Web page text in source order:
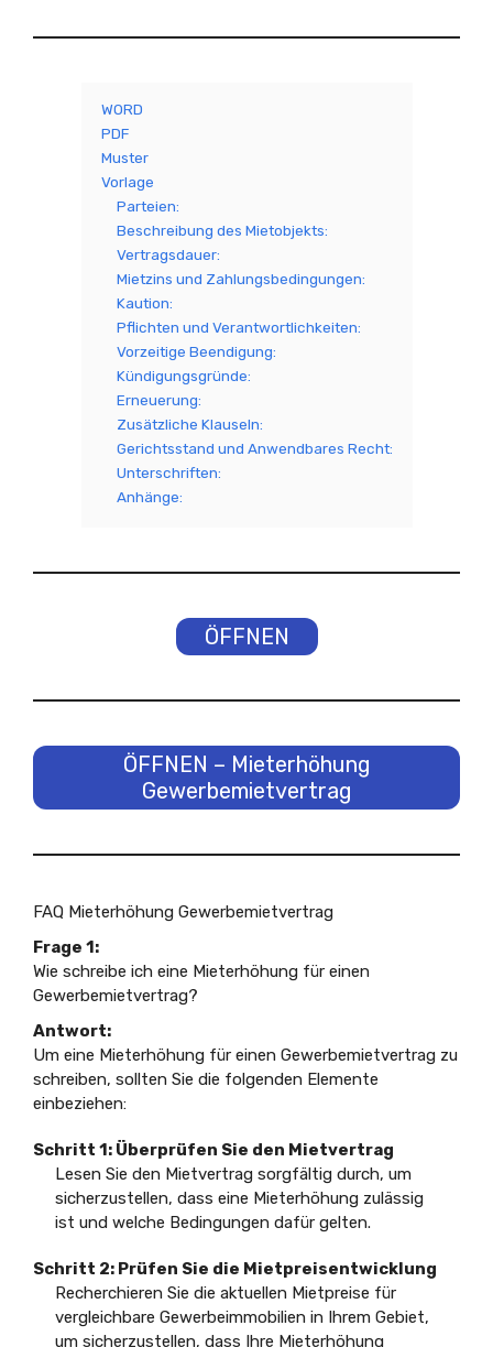
WORD
PDF
Muster
Vorlage
Parteien:
Beschreibung des Mietobjekts:
Vertragsdauer:
Mietzins und Zahlungsbedingungen:
Kaution:
Pflichten und Verantwortlichkeiten:
Vorzeitige Beendigung:
Kündigungsgründe:
Erneuerung:
Zusätzliche Klauseln:
Gerichtsstand und Anwendbares Recht:
Unterschriften:
Anhänge:
ÖFFNEN
ÖFFNEN – Mieterhöhung
Gewerbemietvertrag
FAQ Mieterhöhung Gewerbemietvertrag
Frage 1:
Wie schreibe ich eine Mieterhöhung für einen
Gewerbemietvertrag?
Antwort:
Um eine Mieterhöhung für einen Gewerbemietvertrag zu
schreiben, sollten Sie die folgenden Elemente
einbeziehen:
Schritt 1: Überprüfen Sie den Mietvertrag
Lesen Sie den Mietvertrag sorgfältig durch, um
sicherzustellen, dass eine Mieterhöhung zulässig
ist und welche Bedingungen dafür gelten.
Schritt 2: Prüfen Sie die Mietpreisentwicklung
Recherchieren Sie die aktuellen Mietpreise für
vergleichbare Gewerbeimmobilien in Ihrem Gebiet,
um sicherzustellen, dass Ihre Mieterhöhung